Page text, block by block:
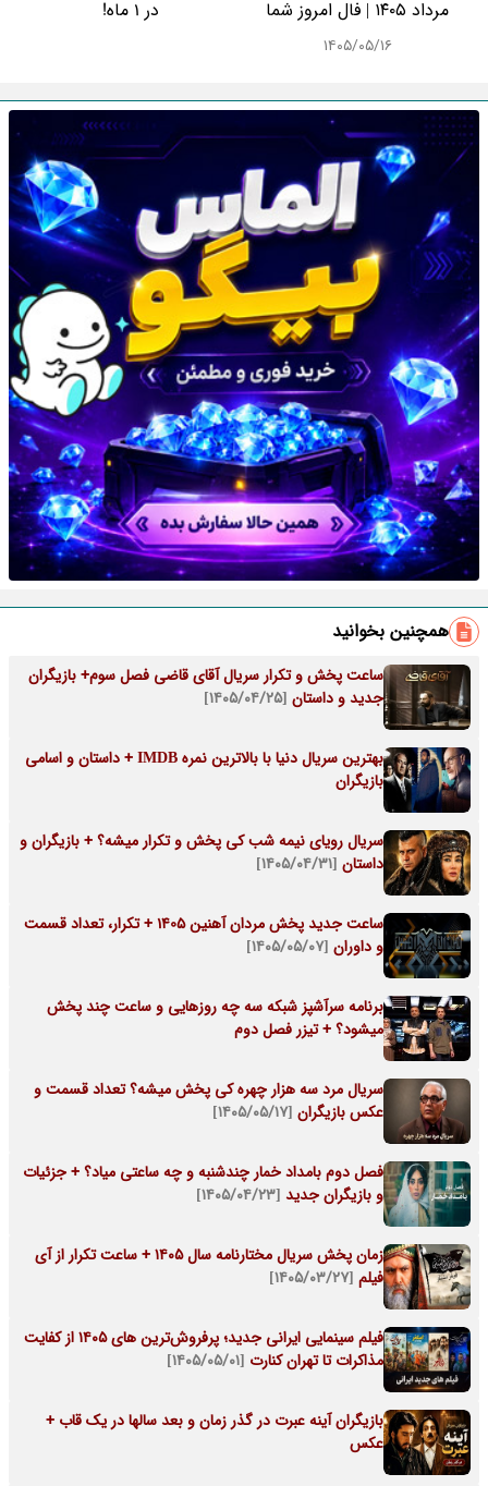
مرداد ۱۴۰۵ | فال امروز شما
۱۴۰۵/۰۵/۱۶
در 1 ماه!
همچنین بخوانید
ساعت پخش و تکرار سریال آقای قاضی فصل سوم+ بازیگران
جدید و داستان [۱۴۰۵/۰۴/۲۵]
بهترین سریال دنیا با بالاترین نمره IMDB + داستان و اسامی
بازیگران
سریال رویای نیمه شب کی پخش و تکرار میشه؟ + بازیگران و
داستان [۱۴۰۵/۰۴/۳۱]
ساعت جدید پخش مردان آهنین 1405 + تکرار، تعداد قسمت
و داوران [۱۴۰۵/۰۵/۰۷]
برنامه سرآشپز شبکه سه چه روزهایی و ساعت چند پخش
میشود؟ + تیزر فصل دوم
سریال مرد سه هزار چهره کی پخش میشه؟ تعداد قسمت و
عکس بازیگران [۱۴۰۵/۰۵/۱۷]
فصل دوم بامداد خمار چندشنبه و چه ساعتی میاد؟ + جزئیات
و بازیگران جدید [۱۴۰۵/۰۴/۲۳]
زمان پخش سریال مختارنامه سال ۱۴۰۵ + ساعت تکرار از آی
فیلم [۱۴۰۵/۰۳/۲۷]
فیلم سینمایی ایرانی جدید؛ پرفروش‌ترین های ۱۴۰۵ از کفایت
مذاکرات تا تهران کنارت [۱۴۰۵/۰۵/۰۱]
بازیگران آینه عبرت در گذر زمان و بعد سالها در یک قاب +
عکس